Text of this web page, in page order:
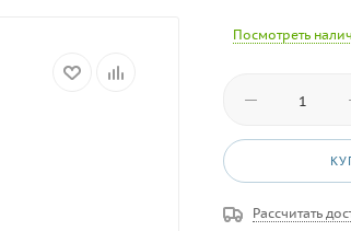
Посмотреть
Рассчитать